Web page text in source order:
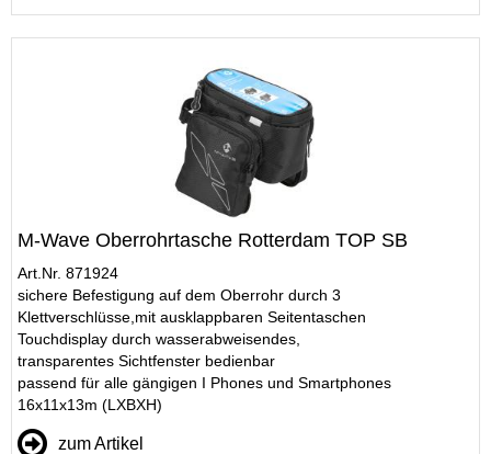
M-Wave Oberrohrtasche Rotterdam TOP SB
Art.Nr. 871924
sichere Befestigung auf dem Oberrohr durch 3
Klettverschlüsse,mit ausklappbaren Seitentaschen
Touchdisplay durch wasserabweisendes,
transparentes Sichtfenster bedienbar
passend für alle gängigen I Phones und Smartphones
16x11x13m (LXBXH)
zum Artikel